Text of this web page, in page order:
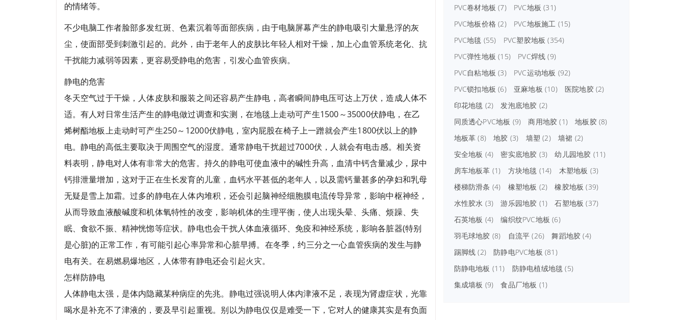
的情绪等。
不少电脑工作者脸部多发红斑、色素沉着等面部疾病，由于电脑屏幕产生的静电吸引大量悬浮的灰
尘，使面部受到刺激引起的。此外，由于老年人的皮肤比年轻人相对干燥，加上心血管系统老化、抗
干扰能力减弱等因素，更容易受静电的危害，引发心血管疾病。
静电的危害
冬天空气过于干燥，人体皮肤和服装之间还容易产生静电，高者瞬间静电压可达上万伏，造成人体不
适。有人对日常生活产生的静电做过调查和实测，在地毯上走动可产生1500～35000伏静电，在乙
烯树酯地板上走动时可产生250～12000伏静电，室内屁股在椅子上一蹭就会产生1800伏以上的静
电。静电的高低主要取决于周围空气的湿度。通常静电干扰超过7000伏，人就会有电击感。相关资
料表明，静电对人体有非常大的危害。持久的静电可使血液中的碱性升高，血清中钙含量减少，尿中
钙排泄量增加，这对于正在生长发育的儿童，血钙水平甚低的老年人，以及需钙量甚多的孕妇和乳母
无疑是雪上加霜。过多的静电在人体内堆积，还会引起脑神经细胞膜电流传导异常，影响中枢神经，
从而导致血液酸碱度和机体氧特性的改变，影响机体的生理平衡，使人出现头晕、头痛、烦躁、失
眠、食欲不振、精神恍惚等症状。静电也会干扰人体血液循环、免疫和神经系统，影响各脏器(特别
是心脏)的正常工作，有可能引起心率异常和心脏早搏。在冬季，约三分之一心血管疾病的发生与静
电有关。在易燃易爆地区，人体带有静电还会引起火灾。
怎样防静电
人体静电太强，是体内隐藏某种病症的先兆。静电过强说明人体内津液不足，表现为肾虚症状，光靠
喝水是补充不了津液的，要及早引起重视。别以为静电仅仅是难受一下，它对人的健康其实是有负面
PVC卷材地板 (7) PVC地板 (31)
PVC地板价格 (2) PVC地板施工 (15)
PVC地毯 (55) PVC塑胶地板 (354)
PVC弹性地板 (15) PVC焊线 (9)
PVC自粘地板 (3) PVC运动地板 (92)
PVC锁扣地板 (6) 亚麻地板 (10) 医院地胶(2)
印花地毯 (2) 发泡底地胶 (2)
同质透心PVC地板 (9) 商用地胶 (1) 地板胶(8)
地板革 (8) 地胶 (3) 墙塑 (2) 墙裙 (2)
安全地板 (4) 密实底地胶 (3) 幼儿园地胶 (11)
房车地板革 (1) 方块地毯 (14) 木塑地板 (3)
楼梯防滑条 (4) 橡塑地板 (2) 橡胶地板 (39)
水性胶水 (3) 游乐园地胶 (1) 石塑地板 (37)
石英地板 (4) 编织纹PVC地板 (6)
羽毛球地胶 (8) 自流平 (26) 舞蹈地胶 (4)
踢脚线 (2) 防静电PVC地板 (81)
防静电地板 (11) 防静电植绒地毯 (5)
集成墙板 (9) 食品厂地板 (1)